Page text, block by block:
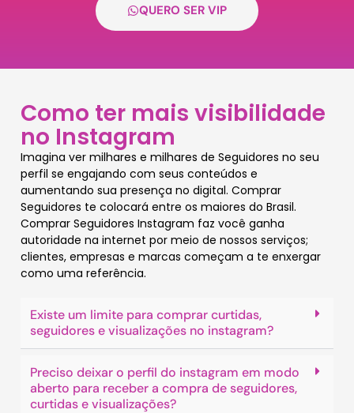
QUERO SER VIP
Como ter mais visibilidade
no Instagram
Imagina ver milhares e milhares de Seguidores no seu
perfil se engajando com seus conteúdos e
aumentando sua presença no digital. Comprar
Seguidores te colocará entre os maiores do Brasil.
Comprar Seguidores Instagram faz você ganha
autoridade na internet por meio de nossos serviços;
clientes, empresas e marcas começam a te enxergar
como uma referência.
Existe um limite para comprar curtidas,
seguidores e visualizações no instagram?
Preciso deixar o perfil do instagram em modo
aberto para receber a compra de seguidores,
curtidas e visualizações?